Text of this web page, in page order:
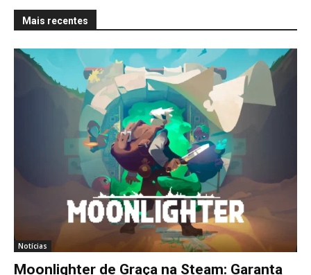
Mais recentes
Notícias
Moonlighter de Graça na Steam: Garanta